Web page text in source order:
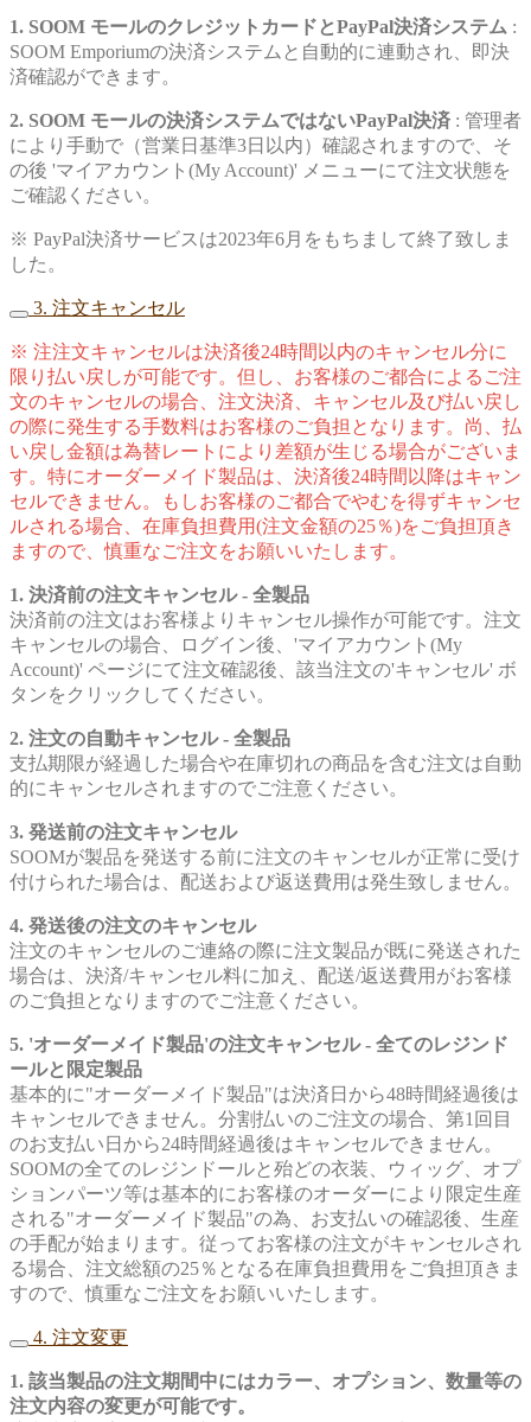
1. SOOM モールのクレジットカードとPayPal決済システム :
SOOM Emporiumの決済システムと自動的に連動され、即決
済確認ができます。
2. SOOM モールの決済システムではないPayPal決済 : 管理者
により手動で（営業日基準3日以内）確認されますので、そ
の後 'マイアカウント(My Account)' メニューにて注文状態を
ご確認ください。
※ PayPal決済サービスは2023年6月をもちまして終了致しま
した。
3. 注文キャンセル
※ 注注文キャンセルは決済後24時間以内のキャンセル分に
限り払い戻しが可能です。但し、お客様のご都合によるご注
文のキャンセルの場合、注文決済、キャンセル及び払い戻し
の際に発生する手数料はお客様のご負担となります。尚、払
い戻し金額は為替レートにより差額が生じる場合がございま
す。特にオーダーメイド製品は、決済後24時間以降はキャン
セルできません。もしお客様のご都合でやむを得ずキャンセ
ルされる場合、在庫負担費用(注文金額の25％)をご負担頂き
ますので、慎重なご注文をお願いいたします。
1. 決済前の注文キャンセル - 全製品
決済前の注文はお客様よりキャンセル操作が可能です。注文
キャンセルの場合、ログイン後、'マイアカウント(My
Account)' ページにて注文確認後、該当注文の'キャンセル' ボ
タンをクリックしてください。
2. 注文の自動キャンセル - 全製品
支払期限が経過した場合や在庫切れの商品を含む注文は自動
的にキャンセルされますのでご注意ください。
3. 発送前の注文キャンセル
SOOMが製品を発送する前に注文のキャンセルが正常に受け
付けられた場合は、配送および返送費用は発生致しません。
4. 発送後の注文のキャンセル
注文のキャンセルのご連絡の際に注文製品が既に発送された
場合は、決済/キャンセル料に加え、配送/返送費用がお客様
のご負担となりますのでご注意ください。
5. 'オーダーメイド製品'の注文キャンセル - 全てのレジンド
ールと限定製品
基本的に"オーダーメイド製品"は決済日から48時間経過後は
キャンセルできません。分割払いのご注文の場合、第1回目
のお支払い日から24時間経過後はキャンセルできません。
SOOMの全てのレジンドールと殆どの衣装、ウィッグ、オプ
ションパーツ等は基本的にお客様のオーダーにより限定生産
される"オーダーメイド製品"の為、お支払いの確認後、生産
の手配が始まります。従ってお客様の注文がキャンセルされ
る場合、注文総額の25％となる在庫負担費用をご負担頂きま
すので、慎重なご注文をお願いいたします。
4. 注文変更
1. 該当製品の注文期間中にはカラー、オプション、数量等の
注文内容の変更が可能です。